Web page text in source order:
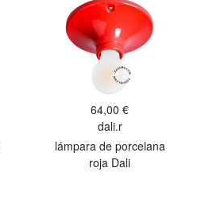
64,00 €
dali.r
lámpara de porcelana
roja Dali